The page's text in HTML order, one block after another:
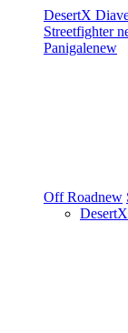
DesertX
Streetfighter
Panigalenew
Off Roadnew
DesertX